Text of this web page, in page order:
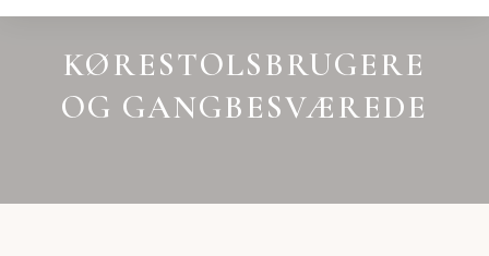
KØRESTOLSBRUGERE
OG GANGBESVÆREDE